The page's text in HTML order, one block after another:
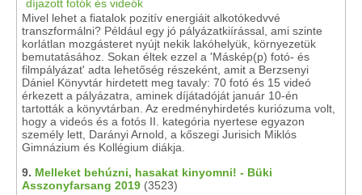
Mivel lehet a fiatalok pozitív energiáit alkotókedvvé
transzformálni? Például egy jó pályázatkiírással, ami szinte
korlátlan mozgásteret nyújt nekik lakóhelyük, környezetük
bemutatásához. Sokan éltek ezzel a 'Máskép(p) fotó- és
filmpályázat' adta lehetőség részeként, amit a Berzsenyi
Dániel Könyvtár hirdetett meg tavaly: 70 fotó és 15 videó
érkezett a pályázatra, aminek díjátadóját január 10-én
tartották a könyvtárban. Az eredményhirdetés kuriózuma volt,
hogy a videós és a fotós II. kategória nyertese egyazon
személy lett, Darányi Arnold, a kőszegi Jurisich Miklós
Gimnázium és Kollégium diákja.
9. Melleket behúzni, hasakat kinyomni! - Büki
Asszonyfarsang 2019 (3523)